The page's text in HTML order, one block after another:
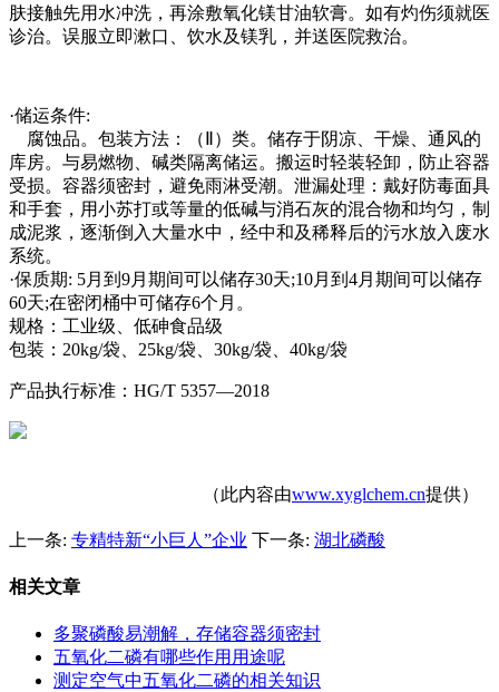
肤接触先用水冲洗，再涂敷氧化镁甘油软膏。如有灼伤须就医
诊治。误服立即漱口、饮水及镁乳，并送医院救治。
·储运条件:
腐蚀品。包装方法：（Ⅱ）类。储存于阴凉、干燥、通风的
库房。与易燃物、碱类隔离储运。搬运时轻装轻卸，防止容器
受损。容器须密封，避免雨淋受潮。泄漏处理：戴好防毒面具
和手套，用小苏打或等量的低碱与消石灰的混合物和均匀，制
成泥浆，逐渐倒入大量水中，经中和及稀释后的污水放入废水
系统。
·保质期: 5月到9月期间可以储存30天;10月到4月期间可以储存
60天;在密闭桶中可储存6个月。
规格：工业级、低砷食品级
包装：20kg/袋、25kg/袋、30kg/袋、40kg/袋
产品执行标准：HG/T 5357—2018
（此内容由www.xyglchem.cn提供）
上一条: 专精特新“小巨人”企业 下一条: 湖北磷酸
相关文章
多聚磷酸易潮解，存储容器须密封
五氧化二磷有哪些作用用途呢
测定空气中五氧化二磷的相关知识